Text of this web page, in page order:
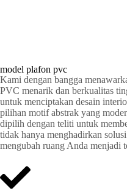
model plafon pvc
Kami dengan bangga
PVC menarik dan berkualitas
untuk menciptakan desain
pilihan motif abstrak yang
dipilih dengan teliti untuk
tidak hanya menghadirkan
mengubah ruang Anda menjadi